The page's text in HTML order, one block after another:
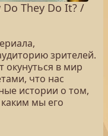
They Do It? /
зрителей.
окунуться в мир
что нас
истории о том,
каким мы его